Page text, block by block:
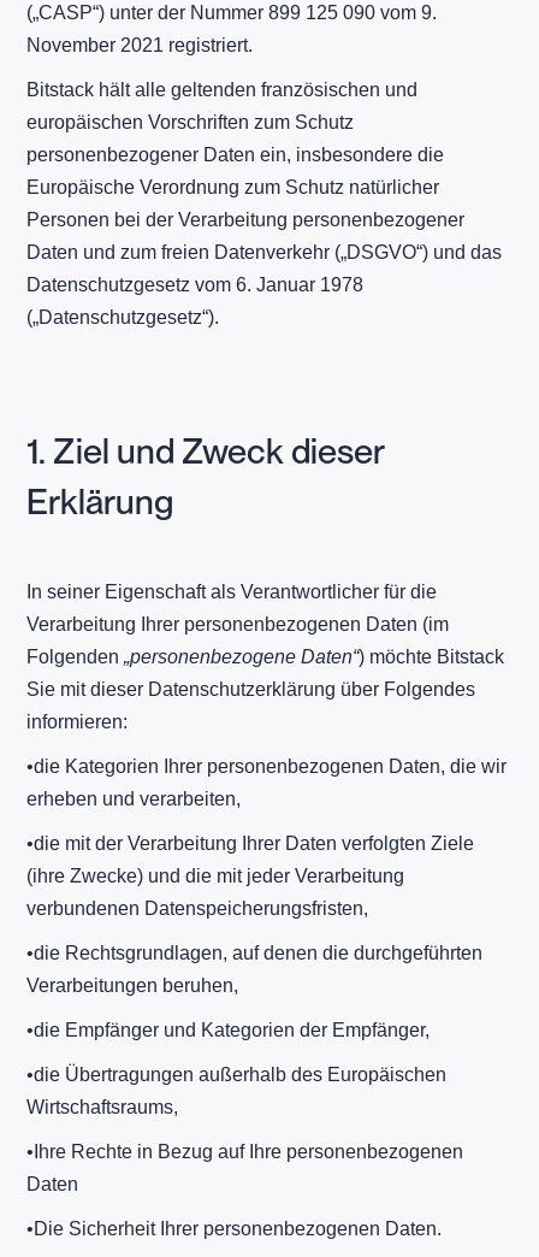
(„CASP“) unter der Nummer 899 125 090 vom 9.
November 2021 registriert.
Bitstack hält alle geltenden französischen und
europäischen Vorschriften zum Schutz
personenbezogener Daten ein, insbesondere die
Europäische Verordnung zum Schutz natürlicher
Personen bei der Verarbeitung personenbezogener
Daten und zum freien Datenverkehr („DSGVO“) und das
Datenschutzgesetz vom 6. Januar 1978
(„Datenschutzgesetz“).
1. Ziel und Zweck dieser
Erklärung
In seiner Eigenschaft als Verantwortlicher für die
Verarbeitung Ihrer personenbezogenen Daten (im
Folgenden„personenbezogene Daten“) möchte Bitstack
Sie mit dieser Datenschutzerklärung über Folgendes
informieren:
​•​die Kategorien Ihrer personenbezogenen Daten, die wir
erheben und verarbeiten,
​•​die mit der Verarbeitung Ihrer Daten verfolgten Ziele
(ihre Zwecke) und die mit jeder Verarbeitung
verbundenen Datenspeicherungsfristen,
​•​die Rechtsgrundlagen, auf denen die durchgeführten
Verarbeitungen beruhen,
​•​die Empfänger und Kategorien der Empfänger,
​•​die Übertragungen außerhalb des Europäischen
Wirtschaftsraums,
​•​Ihre Rechte in Bezug auf Ihre personenbezogenen
Daten
​•​Die Sicherheit Ihrer personenbezogenen Daten.